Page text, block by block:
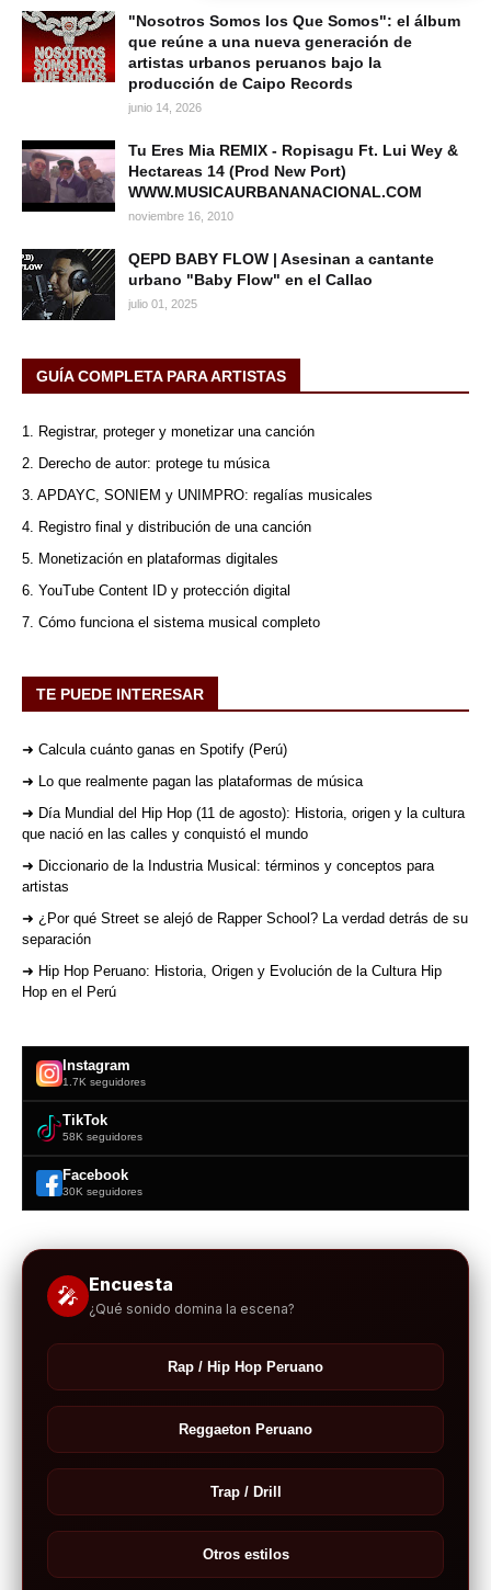
"Nosotros Somos los Que Somos": el álbum
que reúne a una nueva generación de
artistas urbanos peruanos bajo la
producción de Caipo Records
junio 14, 2026
Tu Eres Mia REMIX - Ropisagu Ft. Lui Wey &
Hectareas 14 (Prod New Port)
WWW.MUSICAURBANANACIONAL.COM
noviembre 16, 2010
QEPD BABY FLOW | Asesinan a cantante
urbano "Baby Flow" en el Callao
julio 01, 2025
GUÍA COMPLETA PARA ARTISTAS
1. Registrar, proteger y monetizar una canción
2. Derecho de autor: protege tu música
3. APDAYC, SONIEM y UNIMPRO: regalías musicales
4. Registro final y distribución de una canción
5. Monetización en plataformas digitales
6. YouTube Content ID y protección digital
7. Cómo funciona el sistema musical completo
TE PUEDE INTERESAR
➜ Calcula cuánto ganas en Spotify (Perú)
➜ Lo que realmente pagan las plataformas de música
➜ Día Mundial del Hip Hop (11 de agosto): Historia, origen y la cultura
que nació en las calles y conquistó el mundo
➜ Diccionario de la Industria Musical: términos y conceptos para
artistas
➜ ¿Por qué Street se alejó de Rapper School? La verdad detrás de su
separación
➜ Hip Hop Peruano: Historia, Origen y Evolución de la Cultura Hip
Hop en el Perú
Instagram
1.7K seguidores
TikTok
58K seguidores
Facebook
30K seguidores
🎤 Encuesta
¿Qué sonido domina la escena?
Rap / Hip Hop Peruano
Reggaeton Peruano
Trap / Drill
Otros estilos